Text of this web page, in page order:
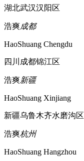
湖北武汉汉阳区
浩爽成都
HaoShuang Chengdu
四川成都锦江区
浩爽新疆
HaoShuang Xinjiang
新疆乌鲁木齐水磨沟区
浩爽杭州
HaoShuang Hangzhou